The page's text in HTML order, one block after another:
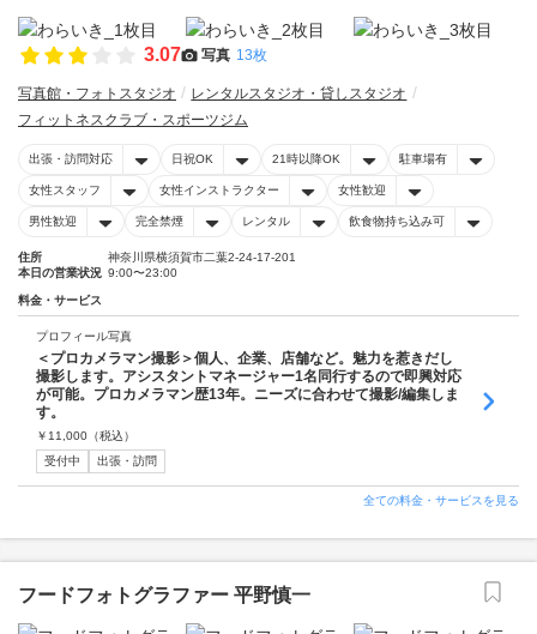
3.07 写真 13枚
写真館・フォトスタジオ
レンタルスタジオ・貸しスタジオ
フィットネスクラブ・スポーツジム
出張・訪問対応 日祝OK 21時以降OK 駐車場有
女性スタッフ 女性インストラクター 女性歓迎
男性歓迎 完全禁煙 レンタル 飲食物持ち込み可
住所
神奈川県横須賀市二葉2-24-17-201
本日の営業状況 9:00〜23:00
料金・サービス
プロフィール写真
＜プロカメラマン撮影＞個人、企業、店舗など。魅力を惹きだし
撮影します。アシスタントマネージャー1名同行するので即興対応
が可能。プロカメラマン歴13年。ニーズに合わせて撮影/編集しま
す。
￥ 11,000 （税込）
受付中
出張・訪問
全ての料金・サービスを見る
フードフォトグラファー 平野慎一